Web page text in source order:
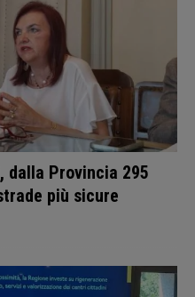
Provincia 295
più sicure